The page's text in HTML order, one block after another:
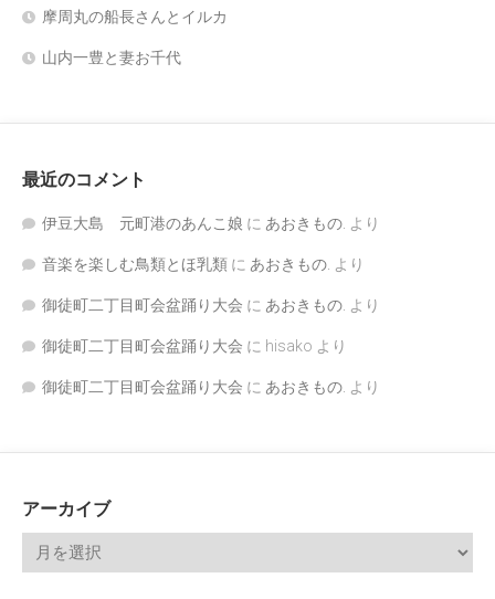
摩周丸の船長さんとイルカ
山内一豊と妻お千代
最近のコメント
伊豆大島 元町港のあんこ娘 に あおきもの. より
音楽を楽しむ鳥類とほ乳類 に あおきもの. より
御徒町二丁目町会盆踊り大会 に あおきもの. より
御徒町二丁目町会盆踊り大会 に hisako より
御徒町二丁目町会盆踊り大会 に あおきもの. より
アーカイブ